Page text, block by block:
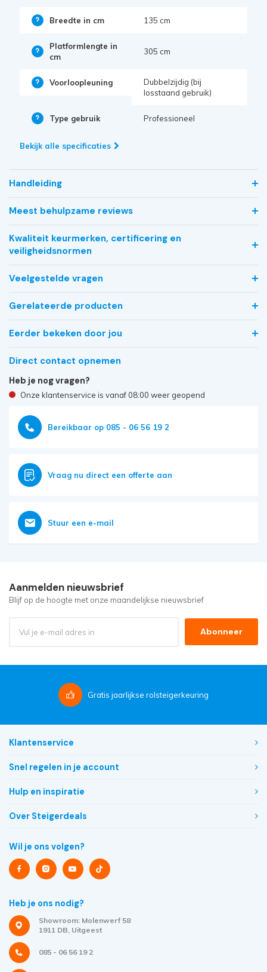
Breedte in cm 135 cm
Platformlengte in
cm
305 cm
Voorloopleuning
Dubbelzijdig (bij
losstaand gebruik)
Type gebruik Professioneel
Bekijk alle specificaties
Handleiding
Meest behulpzame reviews
Kwaliteit keurmerken, certificering en
veiligheidsnormen
Veelgestelde vragen
Gerelateerde producten
Eerder bekeken door jou
Direct contact opnemen
Heb je nog vragen?
Onze klantenservice is vanaf 08:00 weer geopend
Bereikbaar op 085 - 06 56 19 2
Vraag nu direct een offerte aan
Stuur een e-mail
Aanmelden nieuwsbrief
Blijf op de hoogte met onze maandelijkse nieuwsbrief
Abonneer
Gratis jaarlijkse rolsteigerkeuring
Klantenservice
Snel regelen in je account
Hulp en inspiratie
Over Steigerdeals
Wil je ons volgen?
Heb je ons nodig?
Showroom: Molenwerf 58
1911 DB, Uitgeest
085 - 06 56 19 2